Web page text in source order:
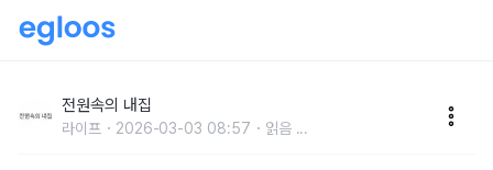
전원속의 내집
라이프 2026-03-03 08:57 읽음 ...